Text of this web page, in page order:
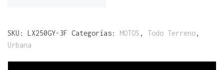
SKU: LX250GY-3F Categorías: MOTOS , Todo Terreno,
Urbana